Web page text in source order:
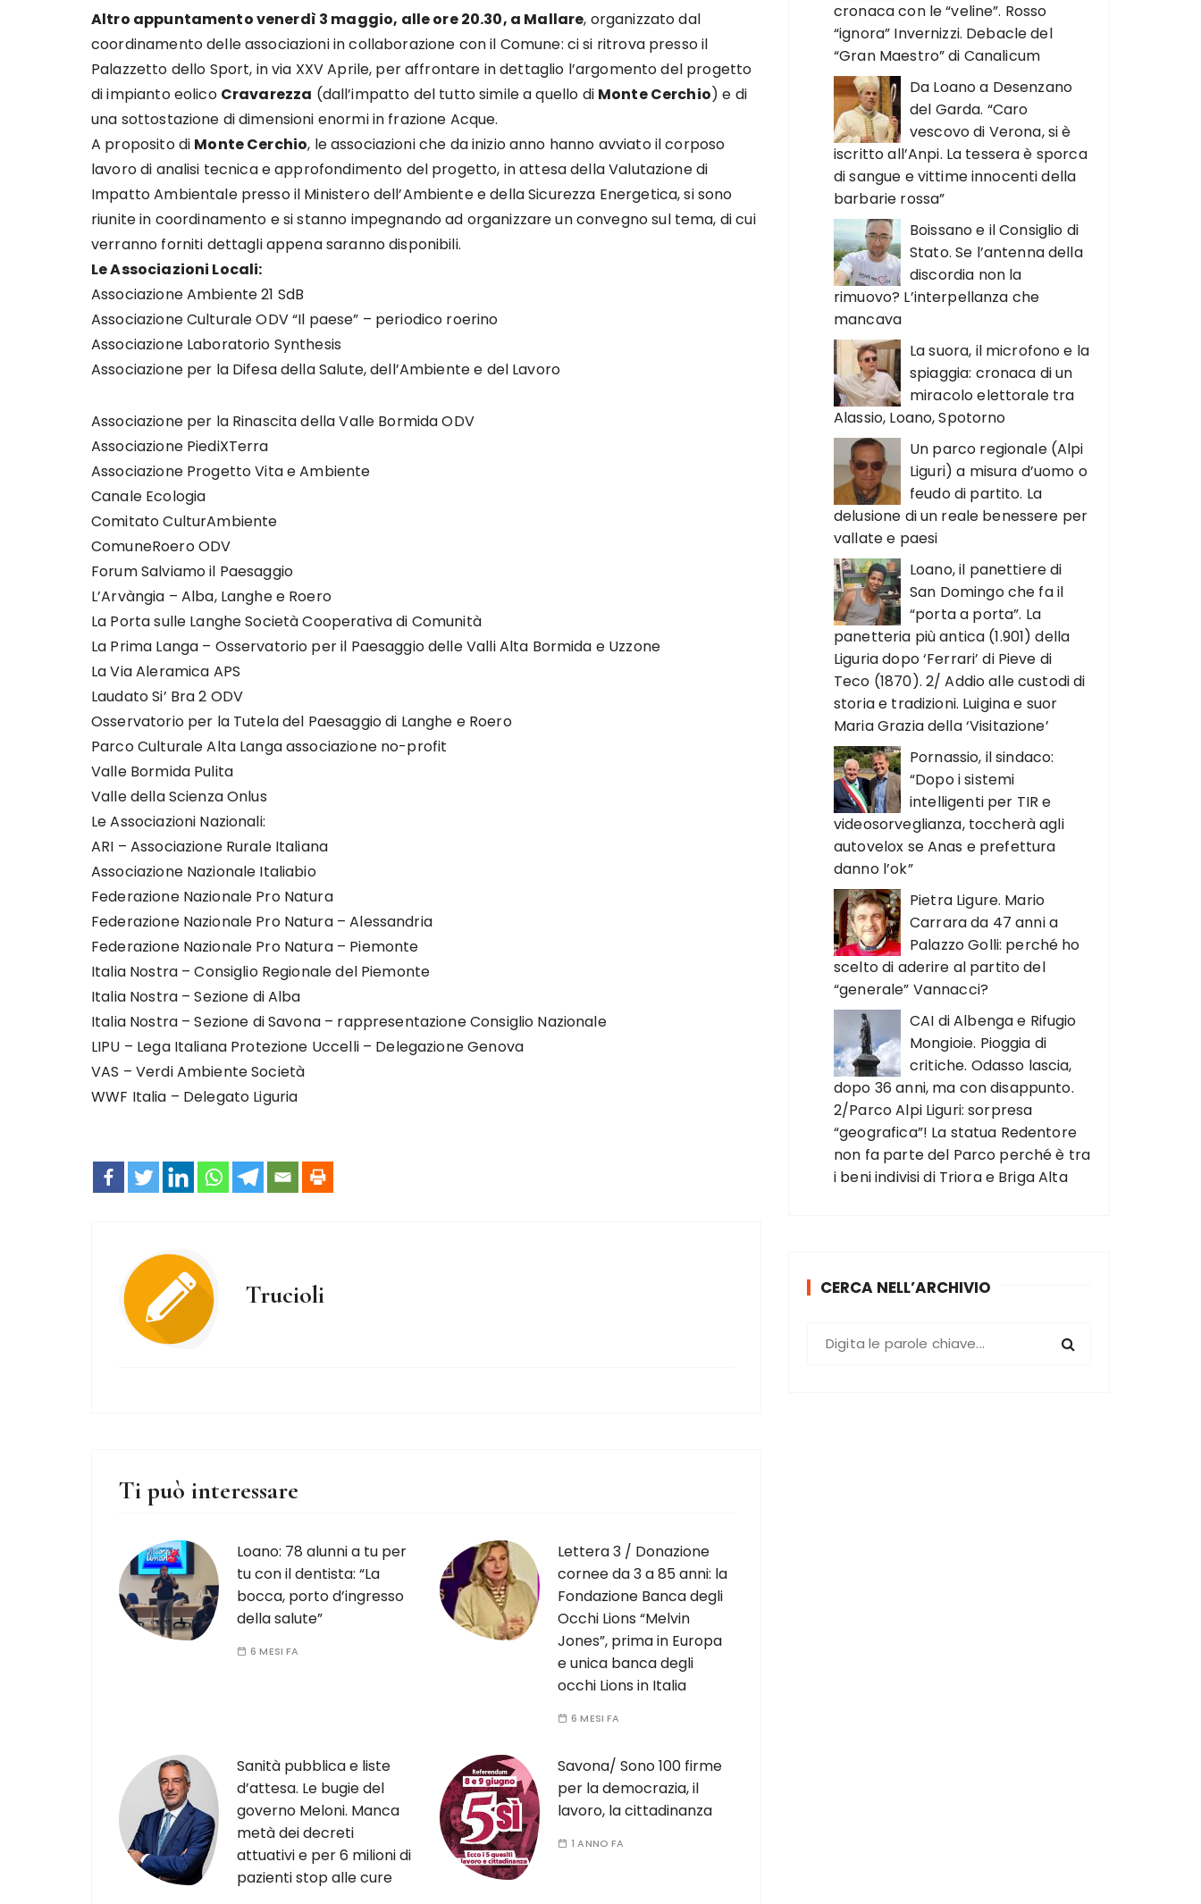
Altro appuntamento venerdì 3 maggio, alle ore 20.30, a Mallare, organizzato dal
coordinamento delle associazioni in collaborazione con il Comune: ci si ritrova presso il
Palazzetto dello Sport, in via XXV Aprile, per affrontare in dettaglio l’argomento del progetto
di impianto eolico Cravarezza (dall’impatto del tutto simile a quello di Monte Cerchio) e di
una sottostazione di dimensioni enormi in frazione Acque.
A proposito di Monte Cerchio, le associazioni che da inizio anno hanno avviato il corposo
lavoro di analisi tecnica e approfondimento del progetto, in attesa della Valutazione di
Impatto Ambientale presso il Ministero dell’Ambiente e della Sicurezza Energetica, si sono
riunite in coordinamento e si stanno impegnando ad organizzare un convegno sul tema, di cui
verranno forniti dettagli appena saranno disponibili.
Le Associazioni Locali:
Associazione Ambiente 21 SdB
Associazione Culturale ODV “Il paese” – periodico roerino
Associazione Laboratorio Synthesis
Associazione per la Difesa della Salute, dell’Ambiente e del Lavoro
Associazione per la Rinascita della Valle Bormida ODV
Associazione PiediXTerra
Associazione Progetto Vita e Ambiente
Canale Ecologia
Comitato CulturAmbiente
ComuneRoero ODV
Forum Salviamo il Paesaggio
L’Arvàngia – Alba, Langhe e Roero
La Porta sulle Langhe Società Cooperativa di Comunità
La Prima Langa – Osservatorio per il Paesaggio delle Valli Alta Bormida e Uzzone
La Via Aleramica APS
Laudato Si’ Bra 2 ODV
Osservatorio per la Tutela del Paesaggio di Langhe e Roero
Parco Culturale Alta Langa associazione no-profit
Valle Bormida Pulita
Valle della Scienza Onlus
Le Associazioni Nazionali:
ARI – Associazione Rurale Italiana
Associazione Nazionale Italiabio
Federazione Nazionale Pro Natura
Federazione Nazionale Pro Natura – Alessandria
Federazione Nazionale Pro Natura – Piemonte
Italia Nostra – Consiglio Regionale del Piemonte
Italia Nostra – Sezione di Alba
Italia Nostra – Sezione di Savona – rappresentazione Consiglio Nazionale
LIPU – Lega Italiana Protezione Uccelli – Delegazione Genova
VAS – Verdi Ambiente Società
WWF Italia – Delegato Liguria
Trucioli
Ti può interessare
Loano: 78 alunni a tu per
tu con il dentista: “La
bocca, porto d’ingresso
della salute”
6 MESI FA
Lettera 3 / Donazione
cornee da 3 a 85 anni: la
Fondazione Banca degli
Occhi Lions “Melvin
Jones”, prima in Europa
e unica banca degli
occhi Lions in Italia
6 MESI FA
Sanità pubblica e liste
d’attesa. Le bugie del
governo Meloni. Manca
metà dei decreti
attuativi e per 6 milioni di
pazienti stop alle cure
Savona/ Sono 100 firme
per la democrazia, il
lavoro, la cittadinanza
1 ANNO FA
cronaca con le “veline”. Rosso
“ignora” Invernizzi. Debacle del
“Gran Maestro” di Canalicum
Da Loano a Desenzano
del Garda. “Caro
vescovo di Verona, si è
iscritto all’Anpi. La tessera è sporca
di sangue e vittime innocenti della
barbarie rossa”
Boissano e il Consiglio di
Stato. Se l’antenna della
discordia non la
rimuovo? L’interpellanza che
mancava
La suora, il microfono e la
spiaggia: cronaca di un
miracolo elettorale tra
Alassio, Loano, Spotorno
Un parco regionale (Alpi
Liguri) a misura d’uomo o
feudo di partito. La
delusione di un reale benessere per
vallate e paesi
Loano, il panettiere di
San Domingo che fa il
“porta a porta”. La
panetteria più antica (1.901) della
Liguria dopo ‘Ferrari’ di Pieve di
Teco (1870). 2/ Addio alle custodi di
storia e tradizioni. Luigina e suor
Maria Grazia della ‘Visitazione’
Pornassio, il sindaco:
“Dopo i sistemi
intelligenti per TIR e
videosorveglianza, toccherà agli
autovelox se Anas e prefettura
danno l’ok”
Pietra Ligure. Mario
Carrara da 47 anni a
Palazzo Golli: perché ho
scelto di aderire al partito del
“generale” Vannacci?
CAI di Albenga e Rifugio
Mongioie. Pioggia di
critiche. Odasso lascia,
dopo 36 anni, ma con disappunto.
2/Parco Alpi Liguri: sorpresa
“geografica”! La statua Redentore
non fa parte del Parco perché è tra
i beni indivisi di Triora e Briga Alta
CERCA NELL’ARCHIVIO